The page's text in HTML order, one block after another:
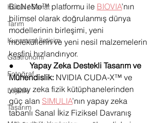
Kültür / Sanat
Tarım
Kurumsal İletişim
Gastronomi
Fotoğraf
Lojistik
Tasarım
BioNeMo™ platformu ile BIOVIA’nın
bilimsel olarak doğrulanmış dünya
modellerinin birleşimi, yeni
moleküllerin ve yeni nesil malzemelerin
keşfini hızlandırıyor.
● Yapay Zeka Destekli Tasarım ve
Mühendislik: NVIDIA CUDA-X™ ve
yapay zeka fizik kütüphanelerinden
güç alan SIMULIA’nın yapay zeka
tabanlı Sanal İkiz Fiziksel Davranış